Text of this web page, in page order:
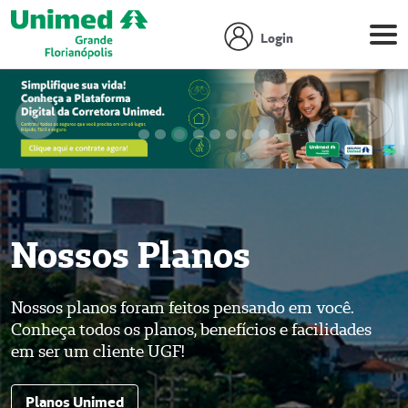
Login
Focar slide
Focar slide
Focar slide
Focar slide
Focar slide
Focar slide
Focar slide
Focar slide
Anterior
Nossos Planos
Nossos planos foram feitos pensando em você.
Conheça todos os planos, benefícios e facilidades
em ser um cliente UGF!
Planos Unimed